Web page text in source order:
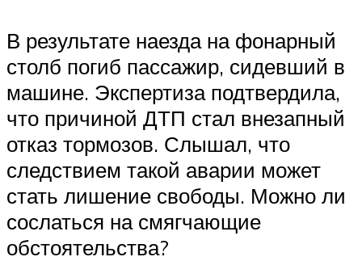
В результате наезда на фонарный
столб погиб пассажир, сидевший в
машине. Экспертиза подтвердила,
что причиной ДТП стал внезапный
отказ тормозов. Слышал, что
следствием такой аварии может
стать лишение свободы. Можно ли
сослаться на смягчающие
обстоятельства?